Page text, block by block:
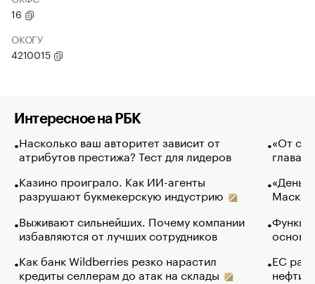
16
ОКОГУ
4210015
Интересное на РБК
Насколько ваш авторитет зависит от
атрибутов престижа? Тест для лидеров
Казино проиграло. Как ИИ-агенты
разрушают букмекерскую индустрию
Выживают сильнейших. Почему компании
избавляются от лучших сотрудников
Как банк Wildberries резко нарастил
кредиты селлерам до атак на склады
«От
глава
Маск в
основ
ЕС
нефти